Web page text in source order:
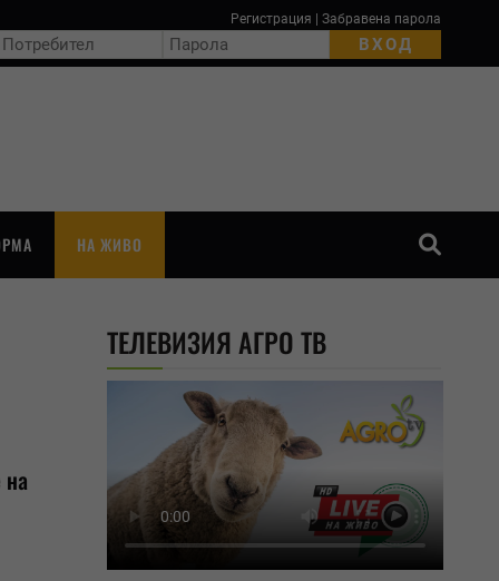
Регистрация Забравена парола
НА ЖИВО
на
ТЕЛЕВИЗИЯ АГРО ТВ